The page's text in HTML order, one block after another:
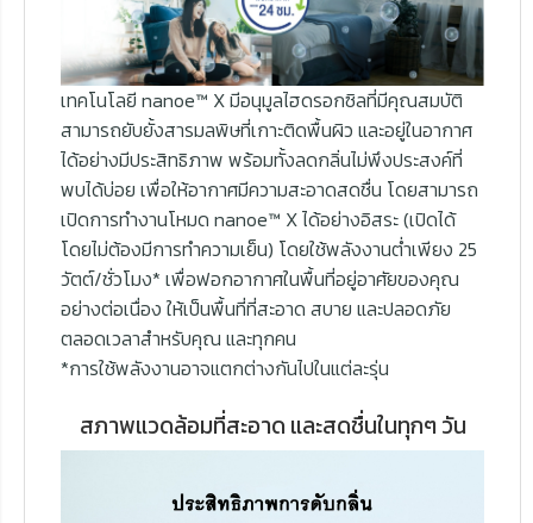
เทคโนโลยี nanoe™ X มีอนุมูลไฮดรอกซิลที่มีคุณสมบัติ
สามารถยับยั้งสารมลพิษที่เกาะติดพื้นผิว และอยู่ในอากาศ
ได้อย่างมีประสิทธิภาพ พร้อมทั้งลดกลิ่นไม่พึงประสงค์ที่
พบได้บ่อย เพื่อให้อากาศมีความสะอาดสดชื่น โดยสามารถ
เปิดการทำงานโหมด nanoe™ X ได้อย่างอิสระ (เปิดได้
โดยไม่ต้องมีการทำความเย็น) โดยใช้พลังงานต่ำเพียง 25
วัตต์/ชั่วโมง* เพื่อฟอกอากาศในพื้นที่อยู่อาศัยของคุณ
อย่างต่อเนื่อง ให้เป็นพื้นที่ที่สะอาด สบาย และปลอดภัย
ตลอดเวลาสำหรับคุณ และทุกคน
*การใช้พลังงานอาจแตกต่างกันไปในแต่ละรุ่น
สภาพแวดล้อมที่สะอาด และสดชื่นในทุกๆ วัน